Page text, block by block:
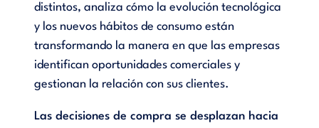
distintos, analiza cómo la evolución tecnológica
y los nuevos hábitos de consumo están
transformando la manera en que las empresas
identifican oportunidades comerciales y
gestionan la relación con sus clientes.
Las decisiones de compra se desplazan hacia